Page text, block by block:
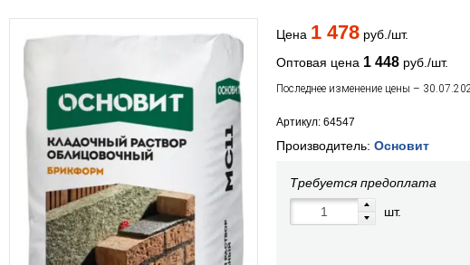
Цена 1 478руб./шт.
Оптовая цена 1 448руб./шт.
Последнее изменение цены –
Артикул: 64547
Производитель: Основит
Требуется предоплата
шт.